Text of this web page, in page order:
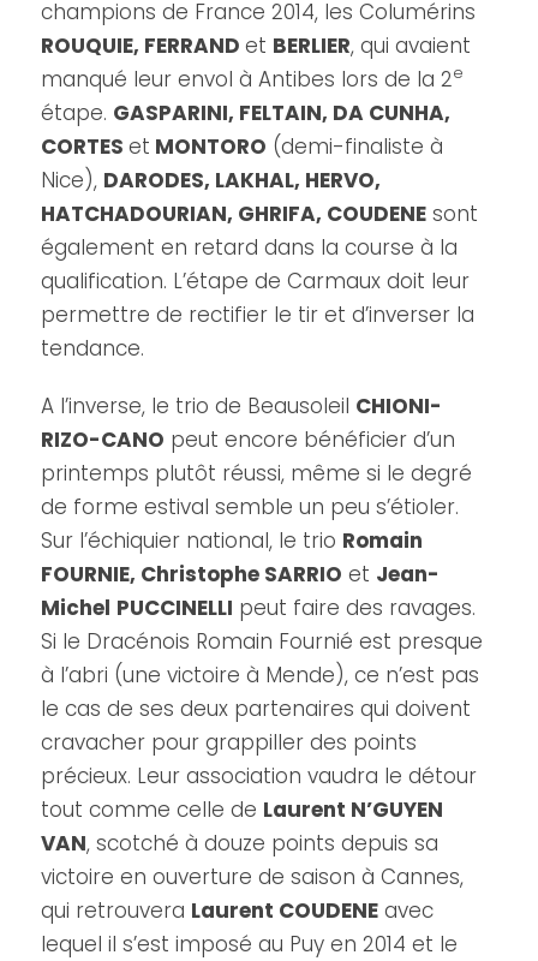
champions de France 2014, les Columérins
ROUQUIE, FERRANDet BERLIER, qui avaient
manqué leur envol à Antibes lors de la 2e
étape. GASPARINI, FELTAIN, DA CUNHA,
CORTESet MONTORO (demi-finaliste à
Nice), DARODES, LAKHAL, HERVO,
HATCHADOURIAN, GHRIFA, COUDENE sont
également en retard dans la course à la
qualification. L’étape de Carmaux doit leur
permettre de rectifier le tir et d’inverser la
tendance.
A l’inverse, le trio de Beausoleil CHIONI-
RIZO-CANO peut encore bénéficier d’un
printemps plutôt réussi, même si le degré
de forme estival semble un peu s’étioler.
Sur l’échiquier national, le trio Romain
FOURNIE, Christophe SARRIO et Jean-
Michel PUCCINELLI peut faire des ravages.
Si le Dracénois Romain Fournié est presque
à l’abri (une victoire à Mende), ce n’est pas
le cas de ses deux partenaires qui doivent
cravacher pour grappiller des points
précieux. Leur association vaudra le détour
tout comme celle de Laurent N’GUYEN
VAN, scotché à douze points depuis sa
victoire en ouverture de saison à Cannes,
qui retrouvera Laurent COUDENE avec
lequel il s’est imposé au Puy en 2014 et le